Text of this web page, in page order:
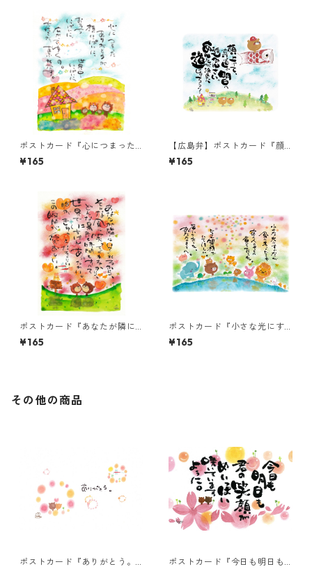
ポストカード『心につまった
ありがとうが・・・』
¥165
【広島弁】ポストカード『顔
上げて、真っ直ぐ明日へ進み
んさい。・・・』
¥165
ポストカード『あなたが隣に
いてくれるから、・・・』
¥165
ポストカード『小さな光にす
ぎないが・・・』
¥165
その他の商品
ポストカード『ありがとう。
ポストカード『今日も明日も